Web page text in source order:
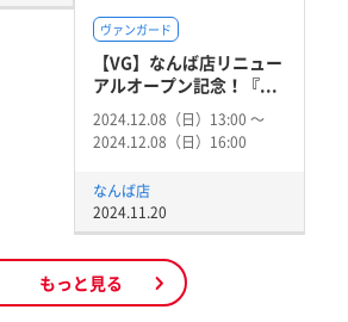
ヴァンガード
【VG】なんば店リニュー
アルオープン記念！『...
2024.12.08（日）13:00 〜
2024.12.08（日）16:00
なんば店
2024.11.20
もっと見る